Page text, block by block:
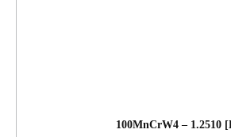
100MnCrW4 – 1.2510